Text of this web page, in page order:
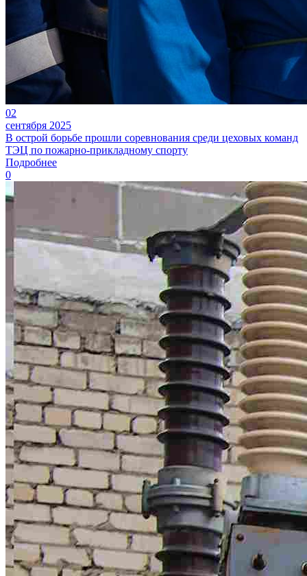
02
сентября 2025
В острой борьбе прошли соревнования среди цеховых команд
ТЭЦ по пожарно-прикладному спорту
Подробнее
0